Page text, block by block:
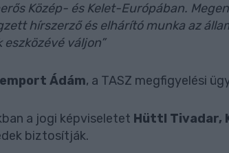
Közép- és Kelet-Európában.
hírszerző és elhárító munka az
eszközévé váljon”
Ádám, a TASZ megfigyelési
a jogi képviseletet Hüttl Tivadar,
biztosítják.